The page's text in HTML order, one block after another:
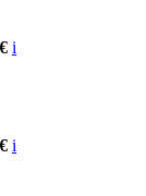
i
i